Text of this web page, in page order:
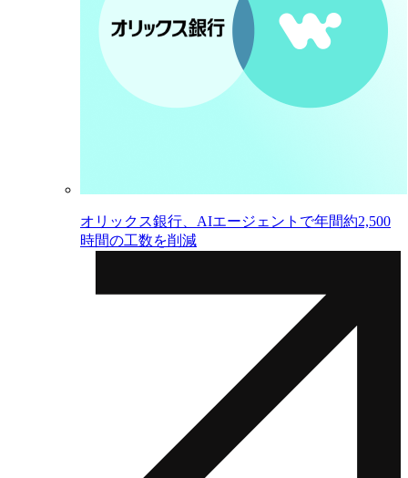
オリックス銀行、AIエージェントで年間約2,500
時間の工数を削減